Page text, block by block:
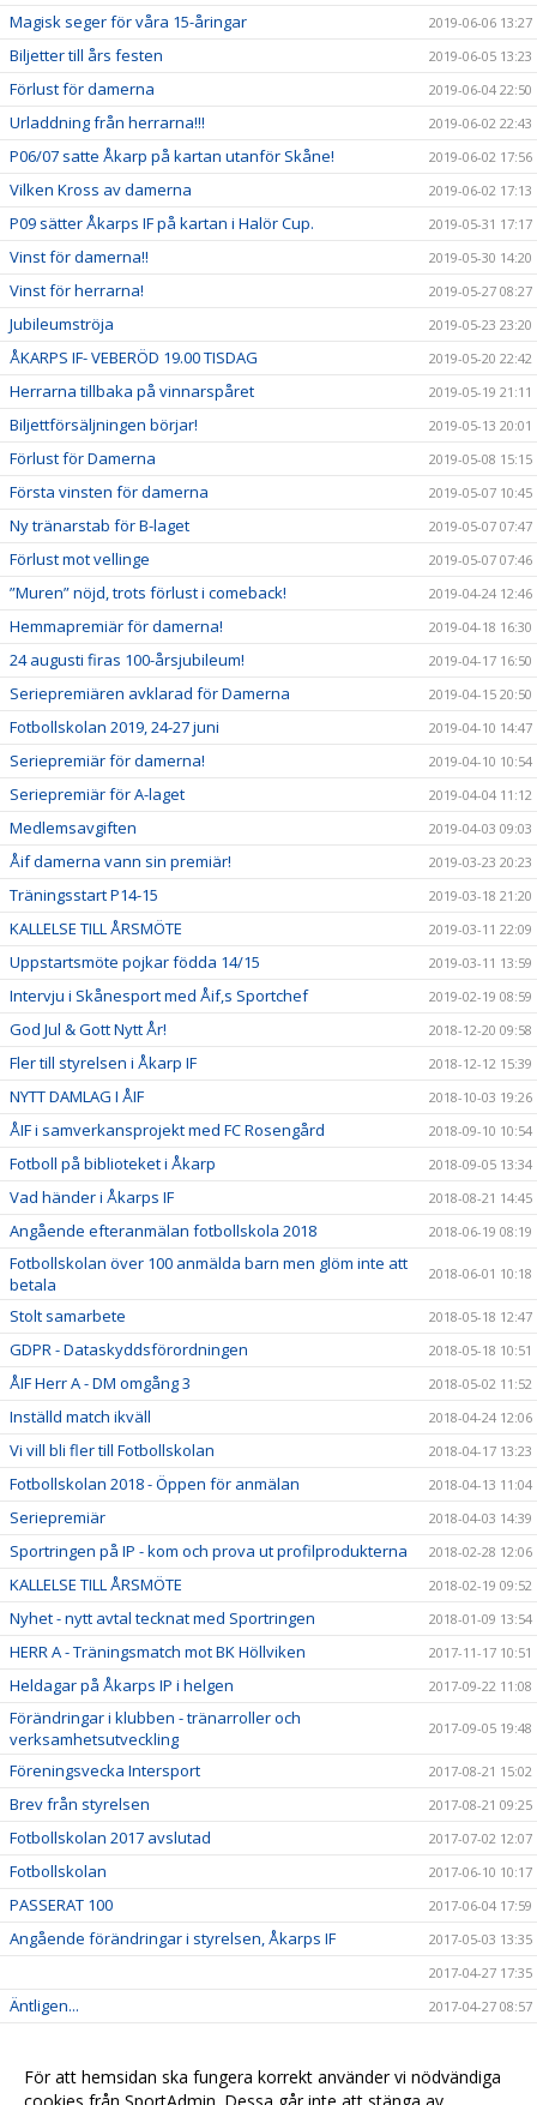
Magisk seger för våra 15-åringar 2019-06-06 13:27
Biljetter till års festen 2019-06-05 13:23
Förlust för damerna 2019-06-04 22:50
Urladdning från herrarna!!! 2019-06-02 22:43
P06/07 satte Åkarp på kartan utanför Skåne! 2019-06-02 17:56
Vilken Kross av damerna 2019-06-02 17:13
P09 sätter Åkarps IF på kartan i Halör Cup. 2019-05-31 17:17
Vinst för damerna!! 2019-05-30 14:20
Vinst för herrarna! 2019-05-27 08:27
Jubileumströja 2019-05-23 23:20
ÅKARPS IF- VEBERÖD 19.00 TISDAG 2019-05-20 22:42
Herrarna tillbaka på vinnarspåret 2019-05-19 21:11
Biljettförsäljningen börjar! 2019-05-13 20:01
Förlust för Damerna 2019-05-08 15:15
Första vinsten för damerna 2019-05-07 10:45
Ny tränarstab för B-laget 2019-05-07 07:47
Förlust mot vellinge 2019-05-07 07:46
”Muren” nöjd, trots förlust i comeback! 2019-04-24 12:46
Hemmapremiär för damerna! 2019-04-18 16:30
24 augusti firas 100-årsjubileum! 2019-04-17 16:50
Seriepremiären avklarad för Damerna 2019-04-15 20:50
Fotbollskolan 2019, 24-27 juni 2019-04-10 14:47
Seriepremiär för damerna! 2019-04-10 10:54
Seriepremiär för A-laget 2019-04-04 11:12
Medlemsavgiften 2019-04-03 09:03
Åif damerna vann sin premiär! 2019-03-23 20:23
Träningsstart P14-15 2019-03-18 21:20
KALLELSE TILL ÅRSMÖTE 2019-03-11 22:09
Uppstartsmöte pojkar födda 14/15 2019-03-11 13:59
Intervju i Skånesport med Åif,s Sportchef 2019-02-19 08:59
God Jul & Gott Nytt År! 2018-12-20 09:58
Fler till styrelsen i Åkarp IF 2018-12-12 15:39
NYTT DAMLAG I ÅIF 2018-10-03 19:26
ÅIF i samverkansprojekt med FC Rosengård 2018-09-10 10:54
Fotboll på biblioteket i Åkarp 2018-09-05 13:34
Vad händer i Åkarps IF 2018-08-21 14:45
Angående efteranmälan fotbollskola 2018 2018-06-19 08:19
Fotbollskolan över 100 anmälda barn men glöm inte att
betala
2018-06-01 10:18
Stolt samarbete 2018-05-18 12:47
GDPR - Dataskyddsförordningen 2018-05-18 10:51
ÅIF Herr A - DM omgång 3 2018-05-02 11:52
Inställd match ikväll 2018-04-24 12:06
Vi vill bli fler till Fotbollskolan 2018-04-17 13:23
Fotbollskolan 2018 - Öppen för anmälan 2018-04-13 11:04
Seriepremiär 2018-04-03 14:39
Sportringen på IP - kom och prova ut profilprodukterna 2018-02-28 12:06
KALLELSE TILL ÅRSMÖTE 2018-02-19 09:52
Nyhet - nytt avtal tecknat med Sportringen 2018-01-09 13:54
HERR A - Träningsmatch mot BK Höllviken 2017-11-17 10:51
Heldagar på Åkarps IP i helgen 2017-09-22 11:08
Förändringar i klubben - tränarroller och
verksamhetsutveckling
2017-09-05 19:48
Föreningsvecka Intersport 2017-08-21 15:02
Brev från styrelsen 2017-08-21 09:25
Fotbollskolan 2017 avslutad 2017-07-02 12:07
Fotbollskolan 2017-06-10 10:17
PASSERAT 100 2017-06-04 17:59
Angående förändringar i styrelsen, Åkarps IF
2017-05-03 13:35
2017-04-27 17:35
Äntligen... 2017-04-27 08:57
Nyheter i profilsortimentet 2017-02-03 08:10
För att hemsidan ska fungera korrekt använder vi nödvändiga